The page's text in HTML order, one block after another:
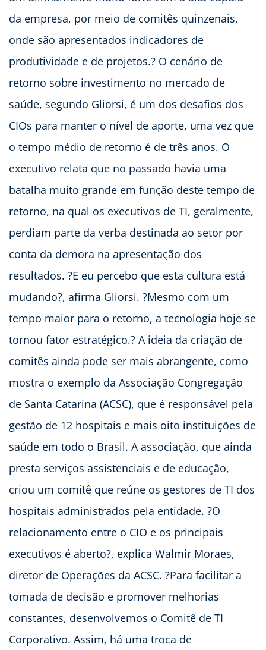
da empresa, por meio de comitês quinzenais,
onde são apresentados indicadores de
produtividade e de projetos.? O cenário de
retorno sobre investimento no mercado de
saúde, segundo Gliorsi, é um dos desafios dos
CIOs para manter o nível de aporte, uma vez que
o tempo médio de retorno é de três anos. O
executivo relata que no passado havia uma
batalha muito grande em função deste tempo de
retorno, na qual os executivos de TI, geralmente,
perdiam parte da verba destinada ao setor por
conta da demora na apresentação dos
resultados. ?E eu percebo que esta cultura está
mudando?, afirma Gliorsi. ?Mesmo com um
tempo maior para o retorno, a tecnologia hoje se
tornou fator estratégico.? A ideia da criação de
comitês ainda pode ser mais abrangente, como
mostra o exemplo da Associação Congregação
de Santa Catarina (ACSC), que é responsável pela
gestão de 12 hospitais e mais oito instituições de
saúde em todo o Brasil. A associação, que ainda
presta serviços assistenciais e de educação,
criou um comitê que reúne os gestores de TI dos
hospitais administrados pela entidade. ?O
relacionamento entre o CIO e os principais
executivos é aberto?, explica Walmir Moraes,
diretor de Operações da ACSC. ?Para facilitar a
tomada de decisão e promover melhorias
constantes, desenvolvemos o Comitê de TI
Corporativo. Assim, há uma troca de